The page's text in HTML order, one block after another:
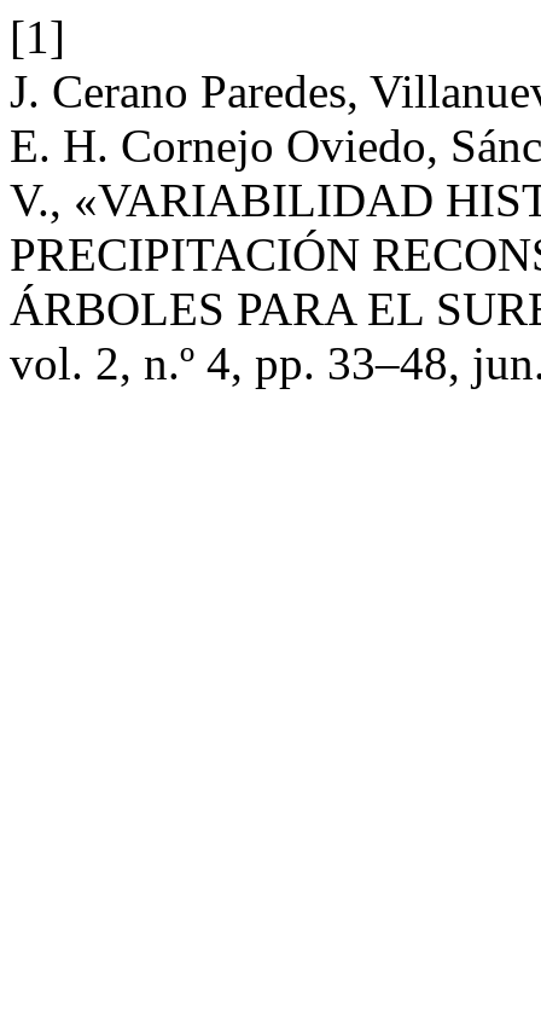
[1]
J. Cerano Paredes,
E. H. Cornejo Oviedo,
V., «VARIABILIDAD
PRECIPITACIÓN
ÁRBOLES PARA EL
vol. 2, n.º 4, pp. 33–48,